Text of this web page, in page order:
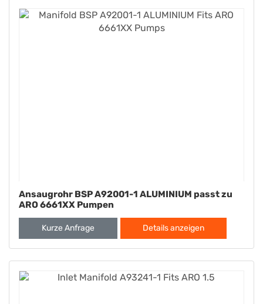
Ansaugrohr BSP A92001-1 ALUMINIUM passt zu
ARO 6661XX Pumpen
Kurze Anfrage Details anzeigen